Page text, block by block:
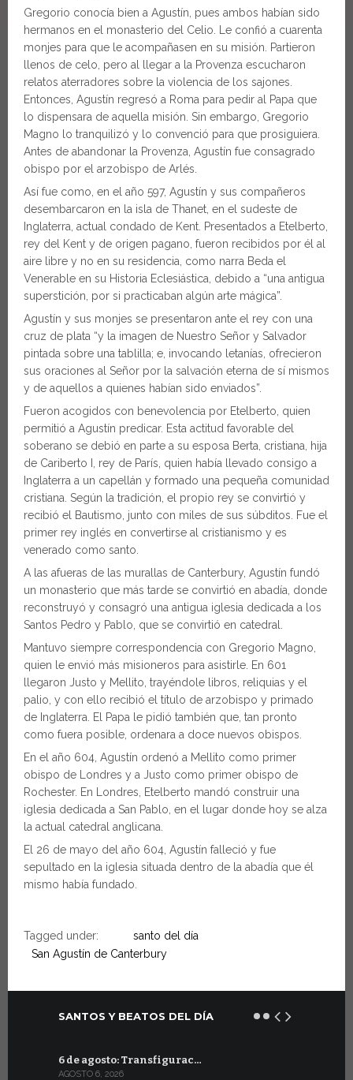
Gregorio conocía bien a Agustín, pues ambos habían sido
hermanos en el monasterio del Celio. Le confió a cuarenta
monjes para que le acompañasen en su misión. Partieron
llenos de celo, pero al llegar a la Provenza escucharon
relatos aterradores sobre la violencia de los sajones.
Entonces, Agustín regresó a Roma para pedir al Papa que
lo dispensara de aquella misión. Sin embargo, Gregorio
Magno lo tranquilizó y lo convenció para que prosiguiera.
Antes de abandonar la Provenza, Agustín fue consagrado
obispo por el arzobispo de Arlés.
Así fue como, en el año 597, Agustín y sus compañeros
desembarcaron en la isla de Thanet, en el sudeste de
Inglaterra, actual condado de Kent. Presentados a Etelberto,
rey del Kent y de origen pagano, fueron recibidos por él al
aire libre y no en su residencia, como narra Beda el
Venerable en su Historia Eclesiástica, debido a “una antigua
superstición, por si practicaban algún arte mágica”.
Agustín y sus monjes se presentaron ante el rey con una
cruz de plata “y la imagen de Nuestro Señor y Salvador
pintada sobre una tablilla; e, invocando letanías, ofrecieron
sus oraciones al Señor por la salvación eterna de sí mismos
y de aquellos a quienes habían sido enviados”.
Fueron acogidos con benevolencia por Etelberto, quien
permitió a Agustín predicar. Esta actitud favorable del
soberano se debió en parte a su esposa Berta, cristiana, hija
de Cariberto I, rey de París, quien había llevado consigo a
Inglaterra a un capellán y formado una pequeña comunidad
cristiana. Según la tradición, el propio rey se convirtió y
recibió el Bautismo, junto con miles de sus súbditos. Fue el
primer rey inglés en convertirse al cristianismo y es
venerado como santo.
A las afueras de las murallas de Canterbury, Agustín fundó
un monasterio que más tarde se convirtió en abadía, donde
reconstruyó y consagró una antigua iglesia dedicada a los
Santos Pedro y Pablo, que se convirtió en catedral.
Mantuvo siempre correspondencia con Gregorio Magno,
quien le envió más misioneros para asistirle. En 601
llegaron Justo y Mellito, trayéndole libros, reliquias y el
palio, y con ello recibió el título de arzobispo y primado
de Inglaterra. El Papa le pidió también que, tan pronto
como fuera posible, ordenara a doce nuevos obispos.
En el año 604, Agustín ordenó a Mellito como primer
obispo de Londres y a Justo como primer obispo de
Rochester. En Londres, Etelberto mandó construir una
iglesia dedicada a San Pablo, en el lugar donde hoy se alza
la actual catedral anglicana.
El 26 de mayo del año 604, Agustín falleció y fue
sepultado en la iglesia situada dentro de la abadía que él
mismo había fundado.
Tagged under:
santo del día
San Agustín de Canterbury
SANTOS Y BEATOS DEL DÍA
6 de agosto: Transfigurac…
AGOSTO 6, 2026